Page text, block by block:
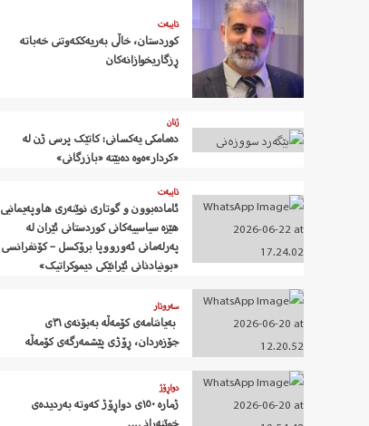
تایبەت
کوردستان، خاڵی بەریەککەوتنی خەباتە
ڕزگاریخوازانەکان
ژنان
دەمامکی یەکسانی: کاتێک پرسی ژن لە
«کردار»ەوە دەبێتە «بازرگانی»
تایبەت
ئامادەبوون و گوتاری نوێنەری هاوپەیمانیی
هێزە سیاسییەکانی کوردستانی ئێران لە
پەرلەمانی ئەورووپا برۆکسل – کۆنفرانسی
«بونیادنانی ئێرانێکی دیموکراتیک»
سەروتار
‍ بەیاننامەی کۆمەڵە بەبۆنەی ٣١ی
جۆزەردان، ڕۆژی پێشمەرگەی کۆمەڵە
دواڕۆژ
ژمارە ١٥٠ی دواڕۆژ کەوتە بەردیدەی